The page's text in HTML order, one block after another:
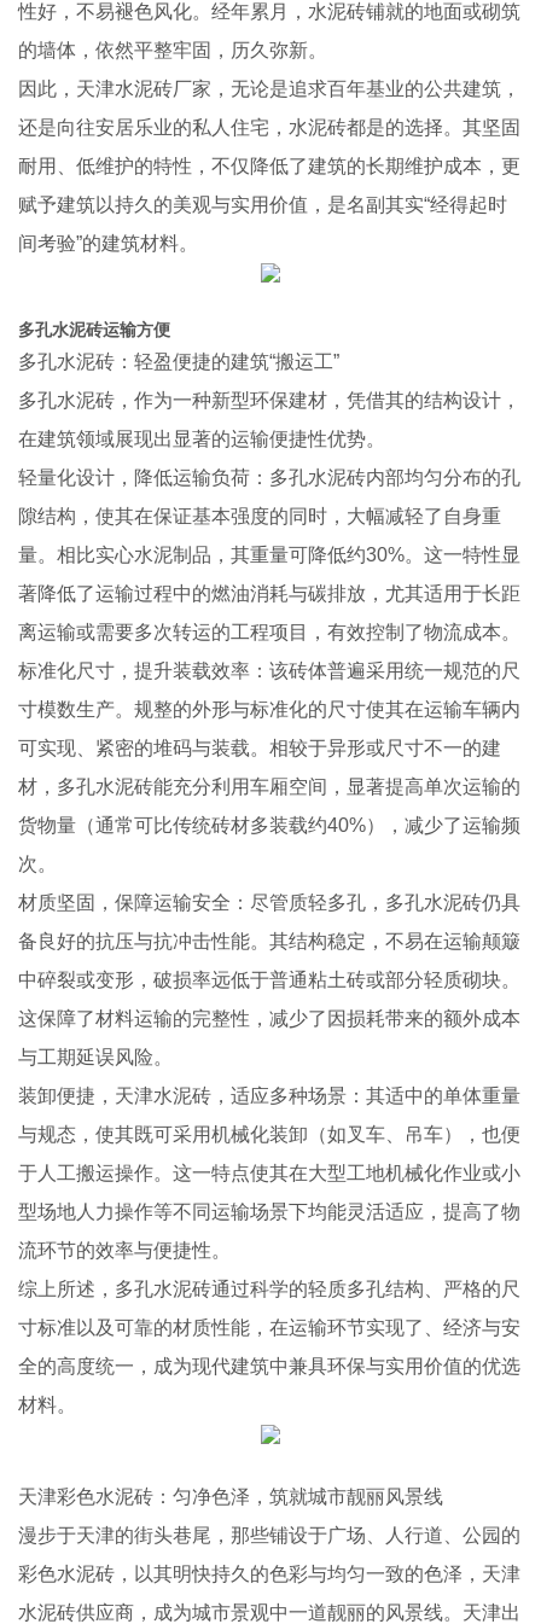
性好，不易褪色风化。经年累月，水泥砖铺就的地面或砌筑
的墙体，依然平整牢固，历久弥新。
因此，天津水泥砖厂家，无论是追求百年基业的公共建筑，
还是向往安居乐业的私人住宅，水泥砖都是的选择。其坚固
耐用、低维护的特性，不仅降低了建筑的长期维护成本，更
赋予建筑以持久的美观与实用价值，是名副其实“经得起时
间考验”的建筑材料。
多孔水泥砖运输方便
多孔水泥砖：轻盈便捷的建筑“搬运工”
多孔水泥砖，作为一种新型环保建材，凭借其的结构设计，
在建筑领域展现出显著的运输便捷性优势。
轻量化设计，降低运输负荷：多孔水泥砖内部均匀分布的孔
隙结构，使其在保证基本强度的同时，大幅减轻了自身重
量。相比实心水泥制品，其重量可降低约30%。这一特性显
著降低了运输过程中的燃油消耗与碳排放，尤其适用于长距
离运输或需要多次转运的工程项目，有效控制了物流成本。
标准化尺寸，提升装载效率：该砖体普遍采用统一规范的尺
寸模数生产。规整的外形与标准化的尺寸使其在运输车辆内
可实现、紧密的堆码与装载。相较于异形或尺寸不一的建
材，多孔水泥砖能充分利用车厢空间，显著提高单次运输的
货物量（通常可比传统砖材多装载约40%），减少了运输频
次。
材质坚固，保障运输安全：尽管质轻多孔，多孔水泥砖仍具
备良好的抗压与抗冲击性能。其结构稳定，不易在运输颠簸
中碎裂或变形，破损率远低于普通粘土砖或部分轻质砌块。
这保障了材料运输的完整性，减少了因损耗带来的额外成本
与工期延误风险。
装卸便捷，天津水泥砖，适应多种场景：其适中的单体重量
与规态，使其既可采用机械化装卸（如叉车、吊车），也便
于人工搬运操作。这一特点使其在大型工地机械化作业或小
型场地人力操作等不同运输场景下均能灵活适应，提高了物
流环节的效率与便捷性。
综上所述，多孔水泥砖通过科学的轻质多孔结构、严格的尺
寸标准以及可靠的材质性能，在运输环节实现了、经济与安
全的高度统一，成为现代建筑中兼具环保与实用价值的优选
材料。
天津彩色水泥砖：匀净色泽，筑就城市靓丽风景线
漫步于天津的街头巷尾，那些铺设于广场、人行道、公园的
彩色水泥砖，以其明快持久的色彩与均匀一致的色泽，天津
水泥砖供应商，成为城市景观中一道靓丽的风景线。天津出